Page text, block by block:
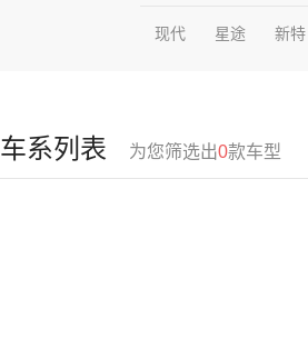
现代 星途 新特
车系列表 为您筛选出0款车型